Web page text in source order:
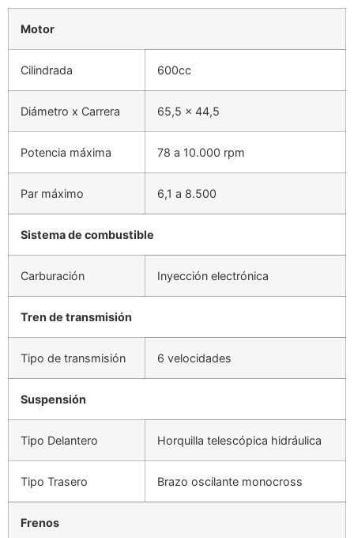
Motor
Cilindrada 600cc
Diámetro x Carrera 65,5 x 44,5
Potencia máxima 78 a 10.000 rpm
Par máximo 6,1 a 8.500
Sistema de combustible
Carburación Inyección electrónica
Tren de transmisión
Tipo de transmisión 6 velocidades
Suspensión
Tipo Delantero Horquilla telescópica hidráulica
Tipo Trasero Brazo oscilante monocross
Frenos